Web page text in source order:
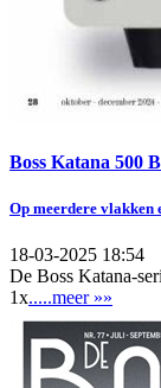
Boss Katana 500
Op meerdere vlakken
18-03-2025 18:54
De Boss Katana-
1x.....meer »»